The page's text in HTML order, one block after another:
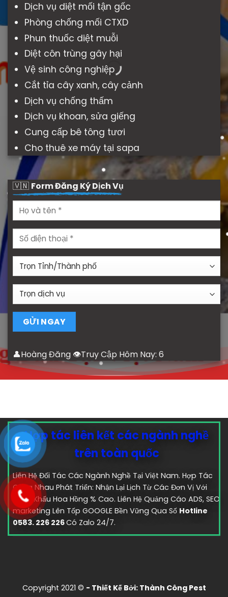
Dịch vụ diệt mối tận gốc
Phòng chống mối CTXD
Phun thuốc diệt muỗi
Diệt côn trùng gây hại
Vệ sinh công nghiệp
Cắt tỉa cây xanh, cây cảnh
Dịch vụ chống thấm
Dịch vụ khoan, sửa giếng
Cung cấp bê tông tươi
Cho thuê xe máy tại sapa
🇻🇳 Form Đăng Ký Dịch Vụ
👤Hoàng Đăng 👁Truy Cập Hôm Nay: 6
Hợp tác liên kết các ngành nghề
trên toàn quốc
Liên Hệ Đối Tác Các Ngành Nghề Tại Việt Nam. Hợp Tác
Cùng Nhau Phát Triển: Nhận Lại Lịch Từ Các Đơn Vị Với
Chiết Khấu Hoa Hồng % Cao. Liên Hệ Quảng Cáo ADS, SEO
marketing Lên Tốp GOOGLE Bền Vững Qua Số Hotline
0583. 226 226Có Zalo 24/7.
Copyright 2021 © - Thiết Kế Bởi: Thành Công Pest